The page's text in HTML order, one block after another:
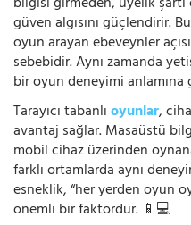
güven algısını güçlendirir.
oyun arayan ebeveynler
sebebidir. Aynı zamanda
bir oyun deneyimi
Tarayıcı tabanlıoyunlar,
avantaj sağlar. Masaüstü
mobil cihaz üzerinden
farklı ortamlarda aynı
esneklik, “her yerden oyun
önemli bir faktördür. 📱💻